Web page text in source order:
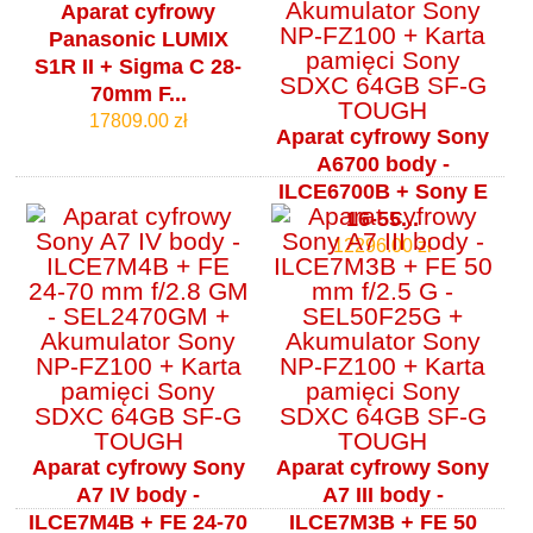
Aparat cyfrowy
Panasonic LUMIX
S1R II + Sigma C 28-
70mm F...
17809.00 zł
Aparat cyfrowy Sony
A6700 body -
ILCE6700B + Sony E
16-55...
12296.00 zł
Aparat cyfrowy Sony
A7 IV body -
ILCE7M4B + FE 24-70
Aparat cyfrowy Sony
A7 III body -
ILCE7M3B + FE 50